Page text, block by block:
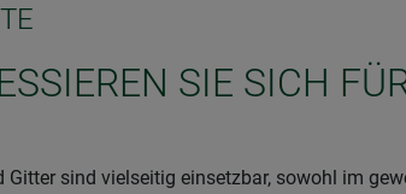
SIE SICH
Gitter sind vielseitig einsetzbar, sowohl im